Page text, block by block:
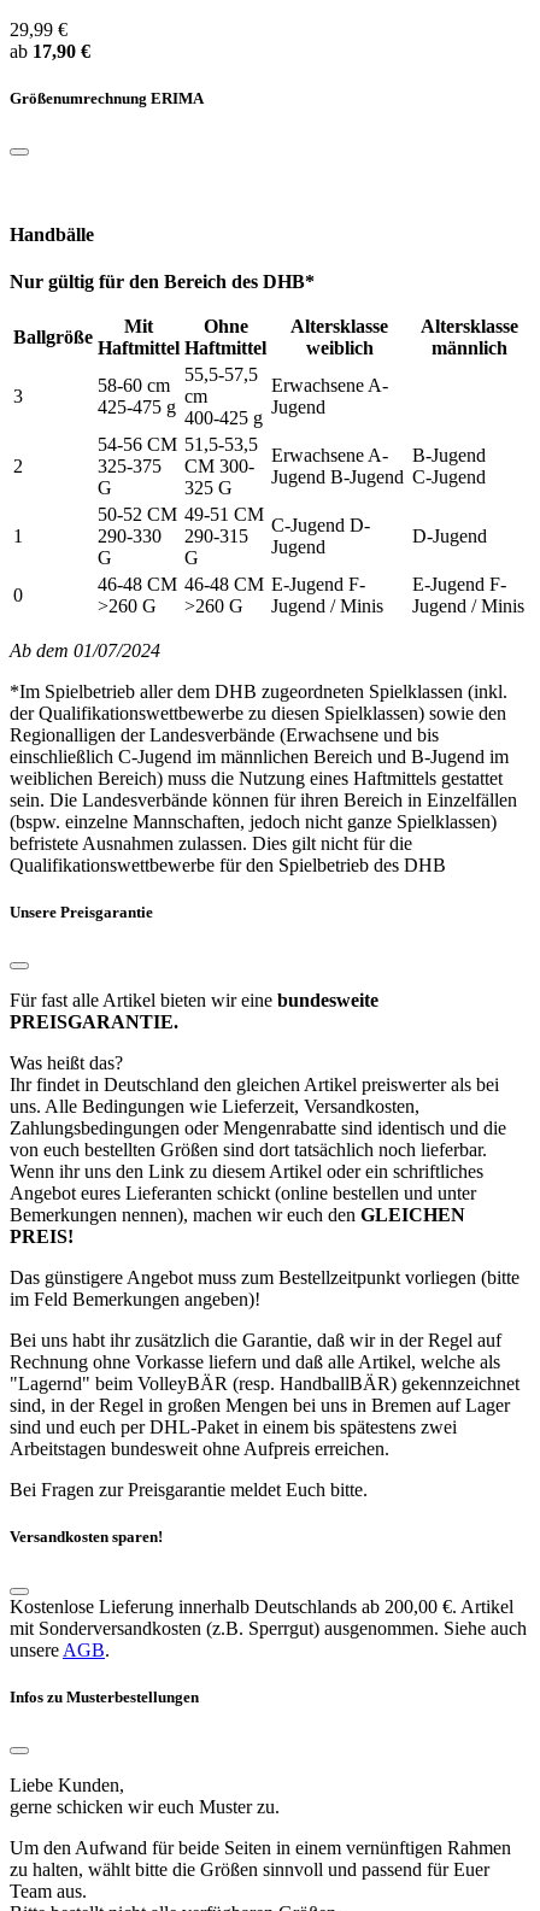
29,99 €
ab 17,90 €
Größenumrechnung ERIMA
Handbälle
Nur gültig für den Bereich des DHB*
Ballgröße
Mit
Haftmittel
Ohne
Haftmittel
Altersklasse
weiblich
Altersklasse
männlich
3
58-60 cm
425-475 g
55,5-57,5
cm
400-425 g
Erwachsene A-
Jugend
2
54-56 CM
325-375
G
51,5-53,5
CM 300-
325 G
Erwachsene A-
Jugend B-Jugend
B-Jugend
C-Jugend
1
50-52 CM
290-330
G
49-51 CM
290-315
G
C-Jugend D-
Jugend
D-Jugend
0
46-48 CM
>260 G
46-48 CM
>260 G
E-Jugend F-
Jugend / Minis
E-Jugend F-
Jugend / Minis
Ab dem 01/07/2024
*Im Spielbetrieb aller dem DHB zugeordneten Spielklassen (inkl.
der Qualifikationswettbewerbe zu diesen Spielklassen) sowie den
Regionalligen der Landesverbände (Erwachsene und bis
einschließlich C-Jugend im männlichen Bereich und B-Jugend im
weiblichen Bereich) muss die Nutzung eines Haftmittels gestattet
sein. Die Landesverbände können für ihren Bereich in Einzelfällen
(bspw. einzelne Mannschaften, jedoch nicht ganze Spielklassen)
befristete Ausnahmen zulassen. Dies gilt nicht für die
Qualifikationswettbewerbe für den Spielbetrieb des DHB
Unsere Preisgarantie
Für fast alle Artikel bieten wir eine bundesweite
PREISGARANTIE.
Was heißt das?
Ihr findet in Deutschland den gleichen Artikel preiswerter als bei
uns. Alle Bedingungen wie Lieferzeit, Versandkosten,
Zahlungsbedingungen oder Mengenrabatte sind identisch und die
von euch bestellten Größen sind dort tatsächlich noch lieferbar.
Wenn ihr uns den Link zu diesem Artikel oder ein schriftliches
Angebot eures Lieferanten schickt (online bestellen und unter
Bemerkungen nennen), machen wir euch den GLEICHEN
PREIS!
Das günstigere Angebot muss zum Bestellzeitpunkt vorliegen (bitte
im Feld Bemerkungen angeben)!
Bei uns habt ihr zusätzlich die Garantie, daß wir in der Regel auf
Rechnung ohne Vorkasse liefern und daß alle Artikel, welche als
"Lagernd" beim VolleyBÄR (resp. HandballBÄR) gekennzeichnet
sind, in der Regel in großen Mengen bei uns in Bremen auf Lager
sind und euch per DHL-Paket in einem bis spätestens zwei
Arbeitstagen bundesweit ohne Aufpreis erreichen.
Bei Fragen zur Preisgarantie meldet Euch bitte.
Versandkosten sparen!
Kostenlose Lieferung innerhalb Deutschlands ab 200,00 €. Artikel
mit Sonderversandkosten (z.B. Sperrgut) ausgenommen. Siehe auch
unsere AGB.
Infos zu Musterbestellungen
Liebe Kunden,
gerne schicken wir euch Muster zu.
Um den Aufwand für beide Seiten in einem vernünftigen Rahmen
zu halten, wählt bitte die Größen sinnvoll und passend für Euer
Team aus.